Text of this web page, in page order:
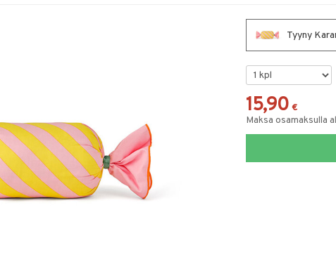
Tyyny
15,90 €
Maksa osamaksulla